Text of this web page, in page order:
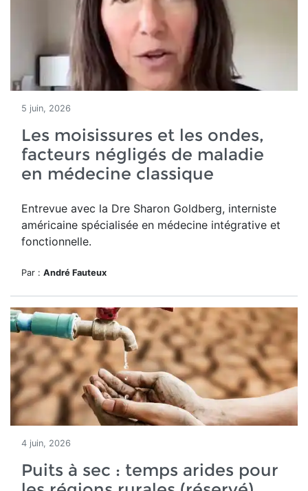
5 juin, 2026
Les moisissures et les ondes,
facteurs négligés de maladie
en médecine classique
Entrevue avec la Dre Sharon Goldberg, interniste
américaine spécialisée en médecine intégrative et
fonctionnelle.
Par : André Fauteux
4 juin, 2026
Puits à sec : temps arides pour